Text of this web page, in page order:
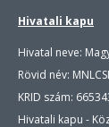
Hivatali kapu
Hivatal neve:
Rövid név:
KRID szám:
Hivatali kapu -